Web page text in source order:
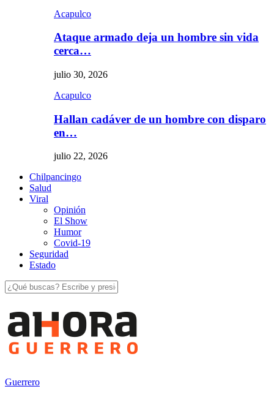
Acapulco
Ataque armado deja un hombre sin vida
cerca…
julio 30, 2026
Acapulco
Hallan cadáver de un hombre con disparo
en…
julio 22, 2026
Chilpancingo
Salud
Viral
Opinión
El Show
Humor
Covid-19
Seguridad
Estado
Guerrero